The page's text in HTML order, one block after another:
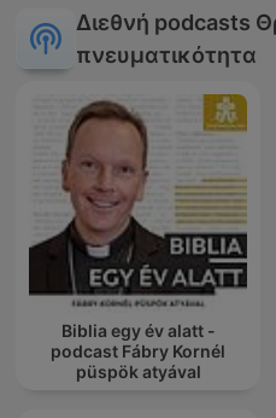
Διεθνή podcasts
πνευματικότητα
Biblia egy év alatt -
podcast Fábry Kornél
püspök atyával